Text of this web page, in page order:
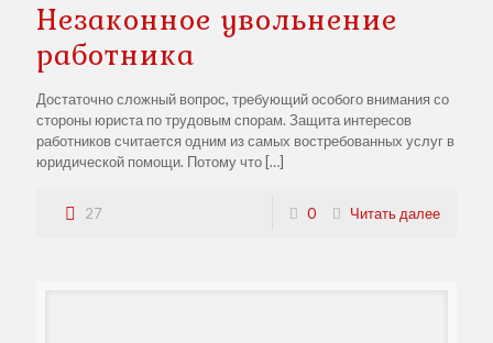
Незаконное увольнение
работника
Достаточно сложный вопрос, требующий особого внимания со
стороны юриста по трудовым спорам. Защита интересов
работников считается одним из самых востребованных услуг в
юридической помощи. Потому что […]
27 0 Читать далее